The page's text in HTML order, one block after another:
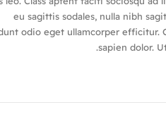
eu sagittis sodales, nulla nibh
odio eget ullamcorper efficitur.
sapien dolor.